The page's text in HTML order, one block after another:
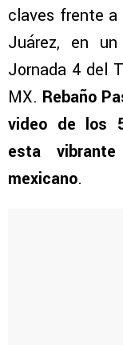
claves frente a
Juárez, en
Jornada 4 del
MX. Rebaño
video de los
esta
mexicano.